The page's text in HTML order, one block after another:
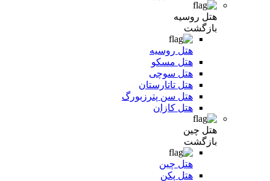
هتل روسیه
بازگشت
هتل روسیه
هتل مسکو
هتل سوچی
هتل تاتارستان
هتل سن پترزبورگ
هتل کازان
هتل چین
بازگشت
هتل چین
هتل پکن